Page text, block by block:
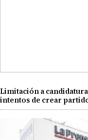
Limitación a
intentos de crear